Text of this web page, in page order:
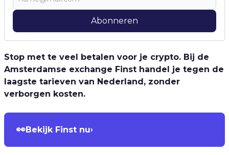
Abonneren
Stop met te veel betalen voor je crypto. Bij de
Amsterdamse exchange Finst handel je tegen de
laagste tarieven van Nederland, zonder
verborgen kosten.
👀Bekijk Finst nu›